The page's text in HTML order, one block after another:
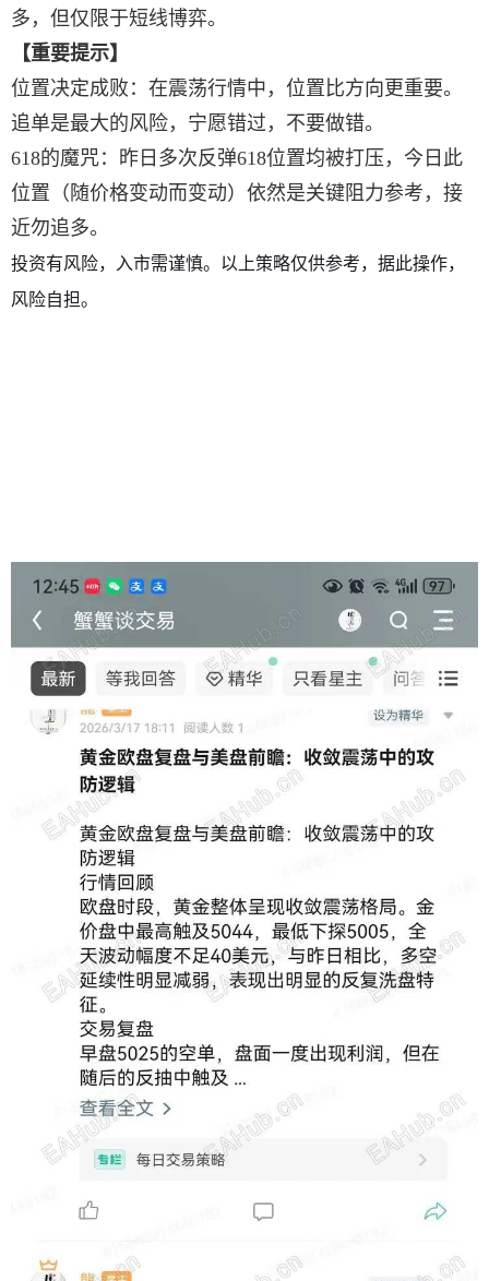
多，但仅限于短线博弈。
【重要提示】
位置决定成败：在震荡行情中，位置比方向更重要。
追单是最大的风险，宁愿错过，不要做错。
618的魔咒：昨日多次反弹618位置均被打压，今日此
位置（随价格变动而变动）依然是关键阻力参考，接
近勿追多。
投资有风险，入市需谨慎。以上策略仅供参考，据此操作，
风险自担。